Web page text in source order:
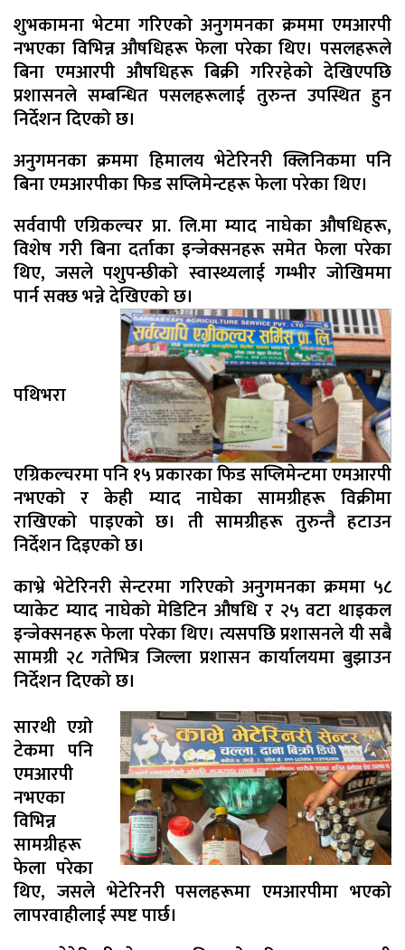
शुभकामना भेटमा गरिएको अनुगमनका क्रममा एमआरपी
नभएका विभिन्न औषधिहरू फेला परेका थिए। पसलहरूले
बिना एमआरपी औषधिहरू बिक्री गरिरहेको देखिएपछि
प्रशासनले सम्बन्धित पसलहरूलाई तुरुन्त उपस्थित हुन
निर्देशन दिएको छ।
अनुगमनका क्रममा हिमालय भेटेरिनरी क्लिनिकमा पनि
बिना एमआरपीका फिड सप्लिमेन्टहरू फेला परेका थिए।
सर्ववापी एग्रिकल्चर प्रा. लि.मा म्याद नाघेका औषधिहरू,
विशेष गरी बिना दर्ताका इन्जेक्सनहरू समेत फेला परेका
थिए, जसले पशुपन्छीको स्वास्थ्यलाई गम्भीर जोखिममा
पार्न सक्छ भन्ने देखिएको छ।
पथिभरा
एग्रिकल्चरमा पनि १५ प्रकारका फिड सप्लिमेन्टमा एमआरपी
नभएको र केही म्याद नाघेका सामग्रीहरू विक्रीमा
राखिएको पाइएको छ। ती सामग्रीहरू तुरुन्तै हटाउन
निर्देशन दिइएको छ।
काभ्रे भेटेरिनरी सेन्टरमा गरिएको अनुगमनका क्रममा ५८
प्याकेट म्याद नाघेको मेडिटिन औषधि र २५ वटा थाइकल
इन्जेक्सनहरू फेला परेका थिए। त्यसपछि प्रशासनले यी सबै
सामग्री २८ गतेभित्र जिल्ला प्रशासन कार्यालयमा बुझाउन
निर्देशन दिएको छ।
सारथी एग्रो
टेकमा पनि
एमआरपी
नभएका
विभिन्न
सामग्रीहरू
फेला परेका
थिए, जसले भेटेरिनरी पसलहरूमा एमआरपीमा भएको
लापरवाहीलाई स्पष्ट पार्छ।